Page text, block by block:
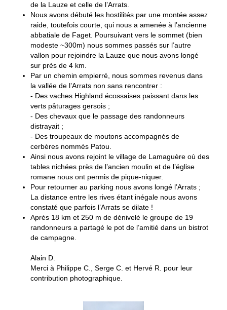
de la Lauze et celle de l’Arrats.
Nous avons débuté les hostilités par une montée assez
raide, toutefois courte, qui nous a amenée à l’ancienne
abbatiale de Faget. Poursuivant vers le sommet (bien
modeste ~300m) nous sommes passés sur l’autre
vallon pour rejoindre la Lauze que nous avons longé
sur près de 4 km.
Par un chemin empierré, nous sommes revenus dans
la vallée de l’Arrats non sans rencontrer :
- Des vaches Highland écossaises paissant dans les
verts pâturages gersois ;
- Des chevaux que le passage des randonneurs
distrayait ;
- Des troupeaux de moutons accompagnés de
cerbères nommés Patou.
Ainsi nous avons rejoint le village de Lamaguère où des
tables nichées près de l’ancien moulin et de l’église
romane nous ont permis de pique-niquer.
Pour retourner au parking nous avons longé l’Arrats ;
La distance entre les rives étant inégale nous avons
constaté que parfois l’Arrats se dilate !
Après 18 km et 250 m de dénivelé le groupe de 19
randonneurs a partagé le pot de l’amitié dans un bistrot
de campagne.
Alain D.
Merci à Philippe C., Serge C. et Hervé R. pour leur
contribution photographique.